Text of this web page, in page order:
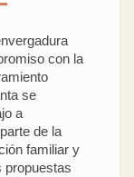
con la
se
a
de la
familiar y
propuestas